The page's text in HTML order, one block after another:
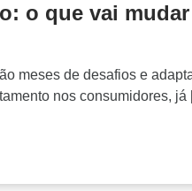
o que vai
meses de desafios e
nos consumidores,